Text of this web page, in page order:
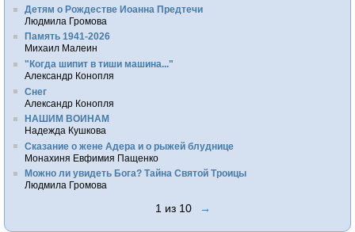
Детям о Рождестве Иоанна Предтечи
Людмила Громова
Память 1941-2026
Михаил Малеин
"Когда шипит в тиши машина..."
Александр Конопля
Снег
Александр Конопля
НАШИМ ВОИНАМ
Надежда Кушкова
Сказание о жене Адера и о рыжей блуднице
Монахиня Евфимия Пащенко
Можно ли увидеть Бога? Тайна Святой Троицы
Людмила Громова
1 из 10 →